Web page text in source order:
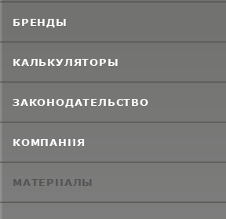
БРЕНДЫ
КАЛЬКУЛЯТОРЫ
ЗАКОНОДАТЕЛЬСТВО
КОМПАНИЯ
МАТЕРИАЛЫ